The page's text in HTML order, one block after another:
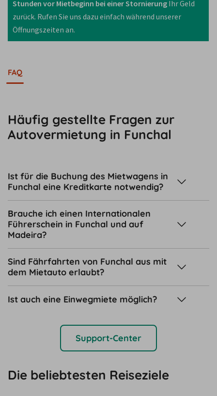
Stunden vor Mietbeginn bei einer Stornierung Ihr Geld
zurück. Rufen Sie uns dazu einfach während unserer
Öffnungszeiten an.
FAQ
Häufig gestellte Fragen zur
Autovermietung in Funchal
Ist für die Buchung des Mietwagens in
Funchal eine Kreditkarte notwendig?
Brauche ich einen Internationalen
Führerschein in Funchal und auf
Madeira?
Sind Fährfahrten von Funchal aus mit
dem Mietauto erlaubt?
Ist auch eine Einwegmiete möglich?
Support-Center
Die beliebtesten Reiseziele